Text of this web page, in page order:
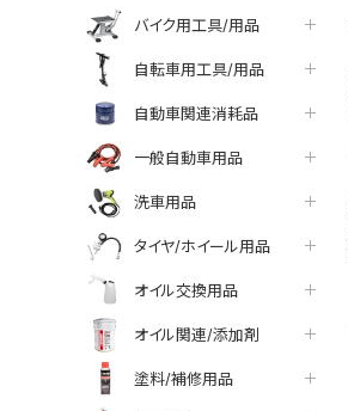
バイク用工具/用品
自転車用工具/用品
自動車関連消耗品
一般自動車用品
洗車用品
タイヤ/ホイール用品
オイル交換用品
オイル関連/添加剤
塗料/補修用品